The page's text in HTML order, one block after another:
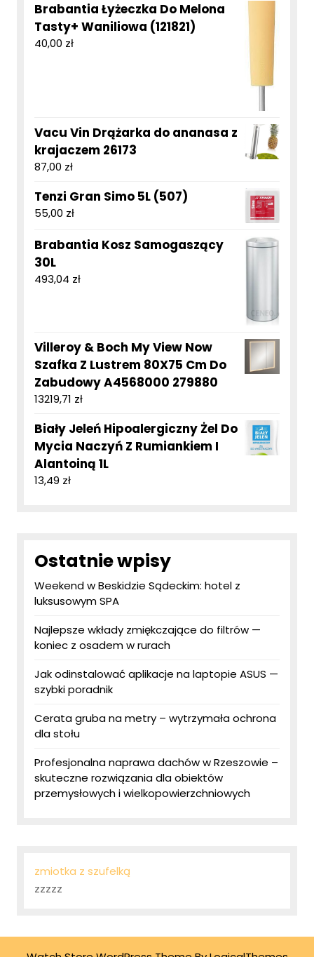
Brabantia Łyżeczka Do Melona
Tasty+ Waniliowa (121821)
40,00 zł
Vacu Vin Drążarka do ananasa z
krajaczem 26173
87,00 zł
Tenzi Gran Simo 5L (507)
55,00 zł
Brabantia Kosz Samogaszący
30L
493,04 zł
Villeroy & Boch My View Now
Szafka Z Lustrem 80X75 Cm Do
Zabudowy A4568000 279880
13219,71 zł
Biały Jeleń Hipoalergiczny Żel Do
Mycia Naczyń Z Rumiankiem I
Alantoiną 1L
13,49 zł
Ostatnie wpisy
Weekend w Beskidzie Sądeckim: hotel z
luksusowym SPA
Najlepsze wkłady zmiękczające do filtrów —
koniec z osadem w rurach
Jak odinstalować aplikacje na laptopie ASUS —
szybki poradnik
Cerata gruba na metry – wytrzymała ochrona
dla stołu
Profesjonalna naprawa dachów w Rzeszowie –
skuteczne rozwiązania dla obiektów
przemysłowych i wielkopowierzchniowych
zmiotka z szufelką
zzzzz